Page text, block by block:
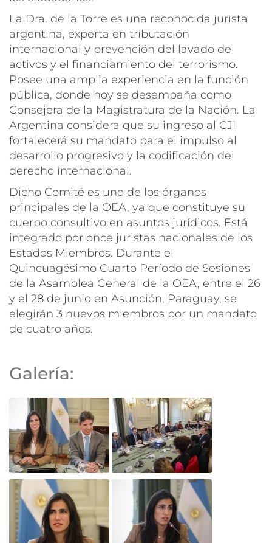
La Dra. de la Torre es una reconocida jurista
argentina, experta en tributación
internacional y prevención del lavado de
activos y el financiamiento del terrorismo.
Posee una amplia experiencia en la función
pública, donde hoy se desempaña como
Consejera de la Magistratura de la Nación. La
Argentina considera que su ingreso al CJI
fortalecerá su mandato para el impulso al
desarrollo progresivo y la codificación del
derecho internacional.
Dicho Comité es uno de los órganos
principales de la OEA, ya que constituye su
cuerpo consultivo en asuntos jurídicos. Está
integrado por once juristas nacionales de los
Estados Miembros. Durante el
Quincuagésimo Cuarto Período de Sesiones
de la Asamblea General de la OEA, entre el 26
y el 28 de junio en Asunción, Paraguay, se
elegirán 3 nuevos miembros por un mandato
de cuatro años.
Galería: